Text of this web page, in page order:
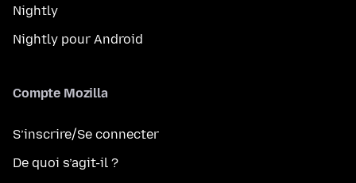
Nightly
Nightly pour Android
Compte Mozilla
S’inscrire/Se connecter
De quoi s’agit-il ?